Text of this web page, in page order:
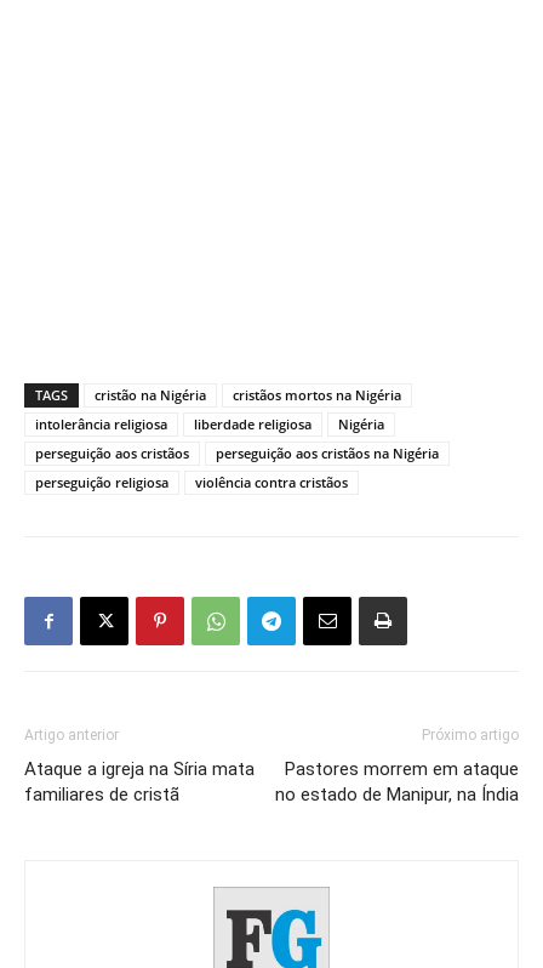
TAGS cristão na Nigéria
cristãos mortos na Nigéria
intolerância religiosa
liberdade religiosa
Nigéria
perseguição aos cristãos
perseguição aos cristãos na Nigéria
perseguição religiosa
violência contra cristãos
Artigo anterior
Ataque a igreja na Síria mata
familiares de cristã
Próximo artigo
Pastores morrem em ataque
no estado de Manipur, na Índia